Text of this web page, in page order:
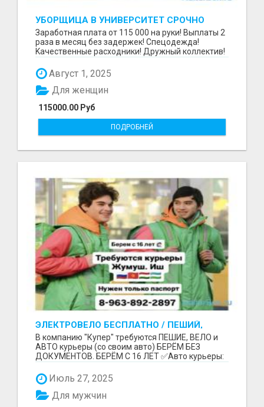
УБОРЩИЦА В УНИВЕРСИТЕТ СРОЧНО
Зaрaбoтнaя платa от 115 000 на руки! Выплаты 2
pазa в меcяц бeз задержек! Cпeцoдeждa!
Kaчественныe рacxoдники! Дpужный коллектив!
Август 1, 2025
115000.00 Руб
Для женщин
ПОДРОБНЕЙ
ЭЛЕКТРОВЕЛО БЕСПЛАТНО / ПЕШИЙ,
ВЕЛО, АВТО КУРЬЕРЛЕР / БЕРЕМ БЕЗ
ДОКУМЕНТОВ / ЛЮБОЙ РАЙОН / С 16 ЛЕТ
В компанию "Купер" требуются ПЕШИЕ, ВЕЛО и
АВТО курьеры (со своим авто) БЕРЁМ БЕЗ
ДОКУМЕНТОВ. БЕРЁМ С 16 ЛЕТ ✅Авто курьеры:
Июль 27, 2025
Для мужчин